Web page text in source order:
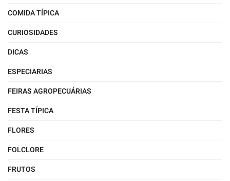
COMIDA TÍPICA
CURIOSIDADES
DICAS
ESPECIARIAS
FEIRAS AGROPECUÁRIAS
FESTA TÍPICA
FLORES
FOLCLORE
FRUTOS